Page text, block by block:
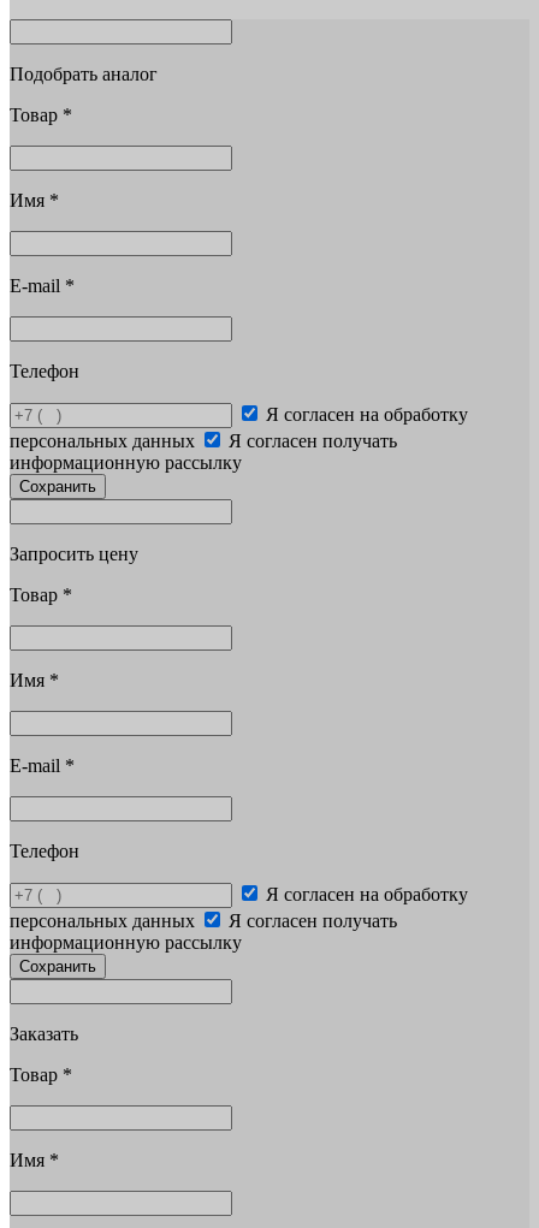
Подобрать аналог
Товар *
Имя *
E-mail *
Телефон
Я согласен на обработку
персональных данных
Я согласен получать
информационную рассылку
Сохранить
Запросить цену
Товар *
Имя *
E-mail *
Телефон
Я согласен на обработку
персональных данных
Я согласен получать
информационную рассылку
Сохранить
Заказать
Товар *
Имя *